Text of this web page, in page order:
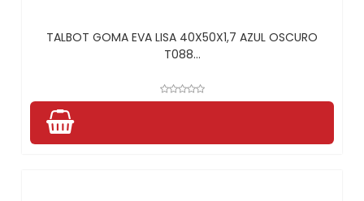
TALBOT GOMA EVA LISA 40X50X1,7 AZUL OSCURO
T088...